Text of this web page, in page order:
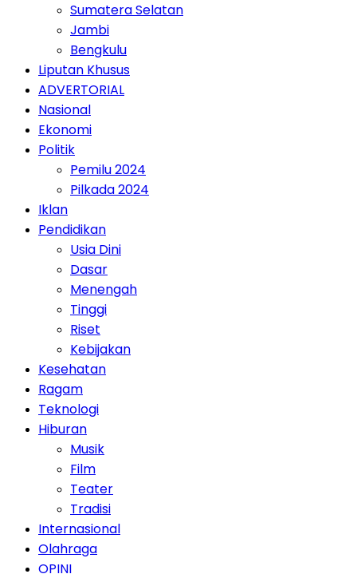
Sumatera Selatan
Jambi
Bengkulu
Liputan Khusus
ADVERTORIAL
Nasional
Ekonomi
Politik
Pemilu 2024
Pilkada 2024
Iklan
Pendidikan
Usia Dini
Dasar
Menengah
Tinggi
Riset
Kebijakan
Kesehatan
Ragam
Teknologi
Hiburan
Musik
Film
Teater
Tradisi
Internasional
Olahraga
OPINI